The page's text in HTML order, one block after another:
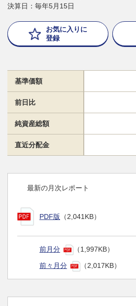
決算日：毎年5月15日
お気に入りに
登録
基準価額
前日比
純資産総額
直近分配金
最新の月次レポート
PDF版 （2,041KB）
前月分 （1,997KB）
前々月分 （2,017KB）